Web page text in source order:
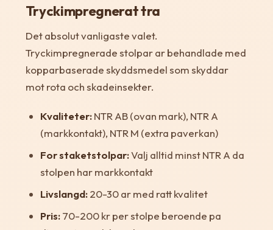
Tryckimpregnerat tra
Det absolut vanligaste valet.
Tryckimpregnerade stolpar ar behandlade med
kopparbaserade skyddsmedel som skyddar
mot rota och skadeinsekter.
Kvaliteter:NTR AB (ovan mark), NTR A
(markkontakt), NTR M (extra paverkan)
For staketstolpar:Valj alltid minst NTR A da
stolpen har markkontakt
Livslangd:20-30 ar med ratt kvalitet
Pris:70-200 kr per stolpe beroende pa